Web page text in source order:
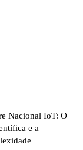
Nacional IoT: O
e a